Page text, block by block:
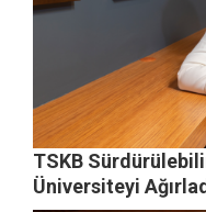
TSKB
Üniversiteyi